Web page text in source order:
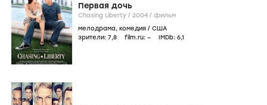
Первая дочь
Chasing Liberty / 2004 / фильм
мелодрама, комедия / США
зрители: 7,8 film.ru: – IMDb: 6,1